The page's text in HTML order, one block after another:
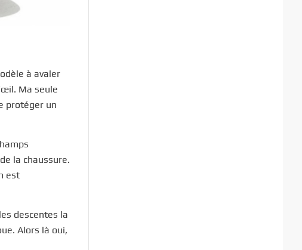
à avaler
Ma seule
protéger un
la chaussure.
est
descentes la
Alors là oui,